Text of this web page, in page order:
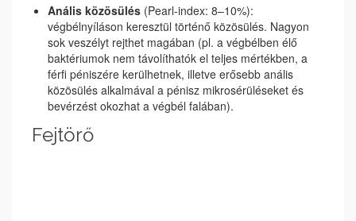
Anális közösülés (Pearl-index: 8–10%):
végbélnyíláson keresztül történő közösülés. Nagyon
sok veszélyt rejthet magában (pl. a végbélben élő
baktériumok nem távolíthatók el teljes mértékben, a
férfi péniszére kerülhetnek, illetve erősebb anális
közösülés alkalmával a pénisz mikrosérüléseket és
bevérzést okozhat a végbél falában).
Fejtörő